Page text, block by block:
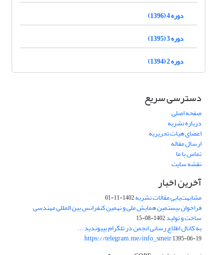
دوره 4 (1396)
دوره 3 (1395)
دوره 2 (1394)
دسترسی سریع
صفحه اصلی
درباره نشریه
اعضای هیات تحریریه
ارسال مقاله
تماس با ما
نقشه سایت
آخرین اخبار
مشابهت‌یابی مقالات نشریه1402-11-01
فراخوان بیستمین همایش ملی و نهمین کنفرانس بین المللی مهندسی
ساخت و تولید1402-08-15
به کانال اطلاع رسانی انجمن در تلگرام بپیوندید ...
https://telegram.me/info_smeir1395-06-19